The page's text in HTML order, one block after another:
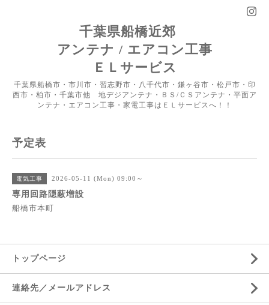
千葉県船橋近郊
アンテナ / エアコン工事
ＥＬサービス
千葉県船橋市・市川市・習志野市・八千代市・鎌ヶ谷市・松戸市・印
西市・柏市・千葉市他 地デジアンテナ・ＢＳ/ＣＳアンテナ・平面ア
ンテナ・エアコン工事・家電工事はＥＬサービスへ！！
予定表
電気工事 2026-05-11 (Mon) 09:00～
専用回路隠蔽増設
船橋市本町
トップページ
連絡先／メールアドレス